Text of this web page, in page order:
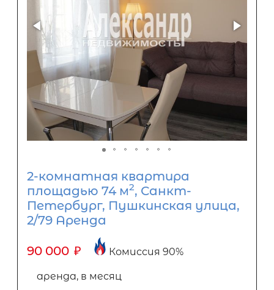
2-комнатная квартира
площадью 74 м2, Санкт-
Петербург, Пушкинская улица,
2/79 Аренда
90 000 ₽ Комиссия 90%
аренда, в месяц